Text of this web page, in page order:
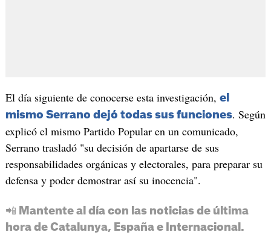
El día siguiente de conocerse esta investigación, el
mismo Serrano dejó todas sus funciones. Según
explicó el mismo Partido Popular en un comunicado,
Serrano trasladó "su decisión de apartarse de sus
responsabilidades orgánicas y electorales, para preparar su
defensa y poder demostrar así su inocencia".
📲 Mantente al día con las noticias de última
hora de Catalunya, España e Internacional.